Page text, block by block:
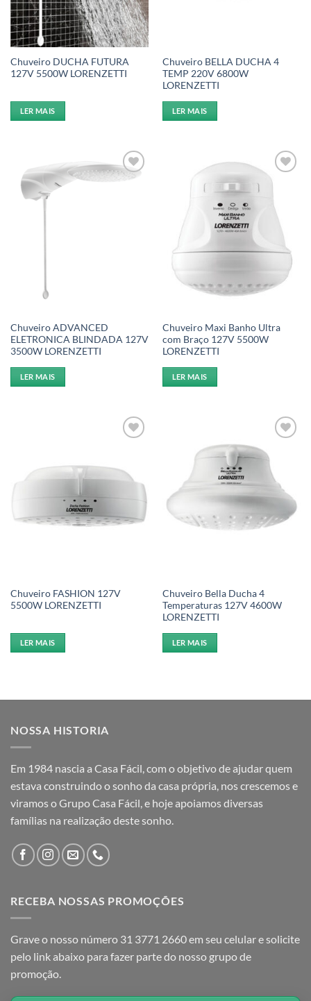
Chuveiro DUCHA FUTURA
127V 5500W LORENZETTI
LER MAIS
Chuveiro BELLA DUCHA 4
TEMP 220V 6800W
LORENZETTI
LER MAIS
Add to
Chuveiro ADVANCED
ELETRONICA BLINDADA 127V
3500W LORENZETTI
LER MAIS
Add to
Chuveiro Maxi Banho Ultra
com Braço 127V 5500W
LORENZETTI
LER MAIS
Chuveiro FASHION 127V
5500W LORENZETTI
LER MAIS
wishlist
Chuveiro Bella Ducha 4
Temperaturas 127V 4600W
LORENZETTI
LER MAIS
NOSSA HISTORIA
Em 1984 nascia a Casa Fácil, com o objetivo de ajudar quem
estava construindo o sonho da casa própria, nos crescemos e
viramos o Grupo Casa Fácil, e hoje apoiamos diversas
famílias na realização deste sonho.
RECEBA NOSSAS PROMOÇÕES
Grave o nosso número 31 3771 2660 em seu celular e solicite
pelo link abaixo para fazer parte do nosso grupo de
promoção.